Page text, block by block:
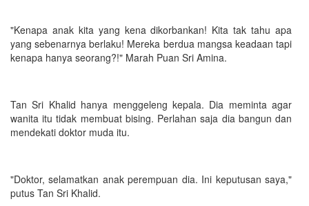
"Kenapa anak kita yang kena dikorbankan! Kita tak tahu apa
yang sebenarnya berlaku! Mereka berdua mangsa keadaan tapi
kenapa hanya seorang?!" Marah Puan Sri Amina.
Tan Sri Khalid hanya menggeleng kepala. Dia meminta agar
wanita itu tidak membuat bising. Perlahan saja dia bangun dan
mendekati doktor muda itu.
"Doktor, selamatkan anak perempuan dia. Ini keputusan saya,"
putus Tan Sri Khalid.